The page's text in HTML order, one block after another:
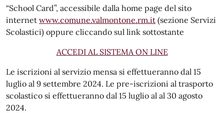
“School Card”, accessibile dalla home page del sito
internet www.comune.valmontone.rm.it (sezione Servizi
Scolastici) oppure cliccando sul link sottostante
ACCEDI AL SISTEMA ON LINE
Le iscrizioni al servizio mensa si effettueranno dal 15
luglio al 9 settembre 2024. Le pre-iscrizioni al trasporto
scolastico si effettueranno dal 15 luglio al al 30 agosto
2024.